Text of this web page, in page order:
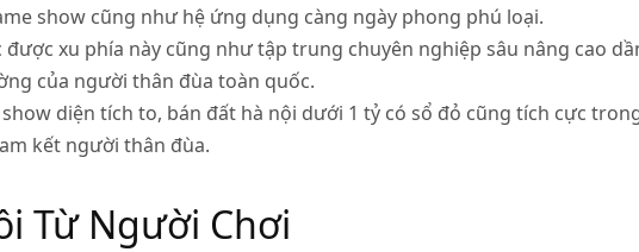
show cũng như hệ ứng dụng càng ngày phong phú loại.
xu phía này cũng như tập trung chuyên nghiệp sâu nâng cao
của người thân đùa toàn quốc.
diện tích to, bán đất hà nội dưới 1 tỷ có sổ đỏ cũng tích cực
kết người thân đùa.
Từ Người Chơi